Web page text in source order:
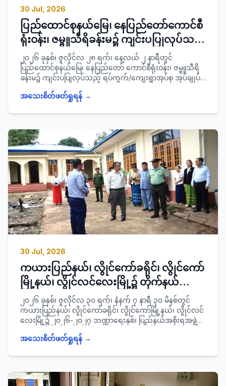
30 Jul, 2026
ပြည်ထောင်စုနယ်မြေ၊ နေပြည်တော်ကောင်စီ
ရုံးဝန်း၊ ဇမ္ဗူသီရိခန်းမ၌ ကျင်းပပြုလုပ်သည့်
ရပ်ကွက်/ ကျေးရွာအုပ်စုအုပ်ချုပ်ရေးမှူးများ
လုပ်ငန်းစွမ်းဆောင်ရည်မြင့်မားရေးသင်တန်း
(၁/၂၀၂၆)သင်တန်းဆင်းပွဲ အခမ်းအနားသို့
တက်ရော
၂၀၂၆ ခုနှစ်၊ ဇူလိုင်လ ၂၈ ရက်၊ နေ့လယ် ၂ နာရီတွင်
ပြည်ထောင်စုနယ်မြေ၊ နေပြည်တော် ကောင်စီရုံးဝန်း၊ ဇမ္ဗူသီရိ
ခန်းမ၌ ကျင်းပပြုလုပ်သည့် ရပ်ကွက်/ကျေးရွာအုပ်စု အုပ်ချုပ်
သင်တန်း(၁/၂၀၂၆) သင်တန်းဆင်းပွဲအခမ်းအနားသို့
ဦးစီးဌာန အုပ်ချုပ်ရေးမှူး ဦးသန်းဆွေဝင်း၊ ခရိုင်/ မြို့နယ်စီမံ
ခန့်ခွဲရေးနှင့်အုပ်ချုပ်ရေး ကော်မတီဥက္ကဋ္ဌများ၊ ဌာနဆိုင်ရာ
တာဝန်ရှိသူများ၊ ရပ်ကွက်/ကျေးရွာအုပ်စုအုပ်ချုပ်ရေးမှူး
သင်တန်းသား ၃၄ ဦးတို့ တက်ရောက်ခဲ့ပြီး သင်တန်း
ပြီးမြောက်အောင်တက်ရောက်ခဲ့ကြသော ရပ်ကွက်/
ကျေးရွာအုပ်စု အုပ်ချုပ်ရေးမှူးများအား သင်တန်းဆင်း
လက်မှတ်များ ပေးအပ်ခဲ့ကြောင်း သတင်းရရှိပါသည်။
အသေးစိတ်ဖတ်ရှုရန် →
30 Jul, 2026
ကယားပြည်နယ်၊ လွိုင်ကော်ခရိုင်၊ လွိုင်ကော်
မြို့နယ်၊ လွိုင်လင်လေးမြို့၌ တိုက်နယ်
ဆေးရုံပြုပြင် တည်ဆောက်နေမှုနှင့် မြို့တွင်း
ကျောက်ချောလမ်းခင်းခြင်းလုပ်ငန်း
ဆောင်ရွက်မှုအခြေအနေများအား ကြည့်ရှု
စစ်ဆေး
၂၀၂၆ ခုနှစ်၊ ဇူလိုင်လ ၃၀ ရက်၊ နံနက် ၇ နာရီ ၃၀ မိနစ်တွင်
ကယားပြည်နယ်၊ လွိုင်ကော်ခရိုင်၊ လွိုင်ကော်မြို့နယ်၊ လွိုင်လင်
လေးမြို့၌ ၂၀၂၆-၂၀၂၇ ဘဏ္ဍာရေးနှစ်၊ ပြည်နယ်အစိုးရအဖွဲ့
မြို့တွင်းကျောက်ချောလမ်းခင်းခြင်းလုပ်ငန်းဆောင်ရွက်မှု
ပြည်နယ်အုပ်ချုပ်ရေးမှူး ဦးလင်းကိုကို၊ ခရိုင်/မြို့နယ်
သက်ဆိုင်ရာဌာနများမှ တာဝန်ရှိသူများက ကြည့်ရှုစစ်ဆေးခဲ့
အသေးစိတ်ဖတ်ရှုရန် →